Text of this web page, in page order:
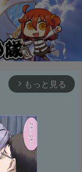
arrow_forward_ios もっと見る